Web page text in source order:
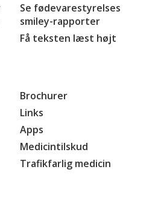
Se fødevarestyrelses
smiley-rapporter
Få teksten læst højt
Brochurer
Links
Apps
Medicintilskud
Trafikfarlig medicin